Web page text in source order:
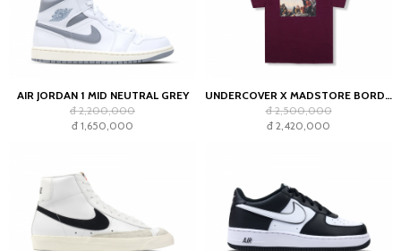
AIR JORDAN 1 MID NEUTRAL GREY
đ 2,200,000
đ 1,650,000
UNDERCOVER X MADSTORE BORDEAUX T-SHIRT
đ 2,500,000
đ 2,420,000